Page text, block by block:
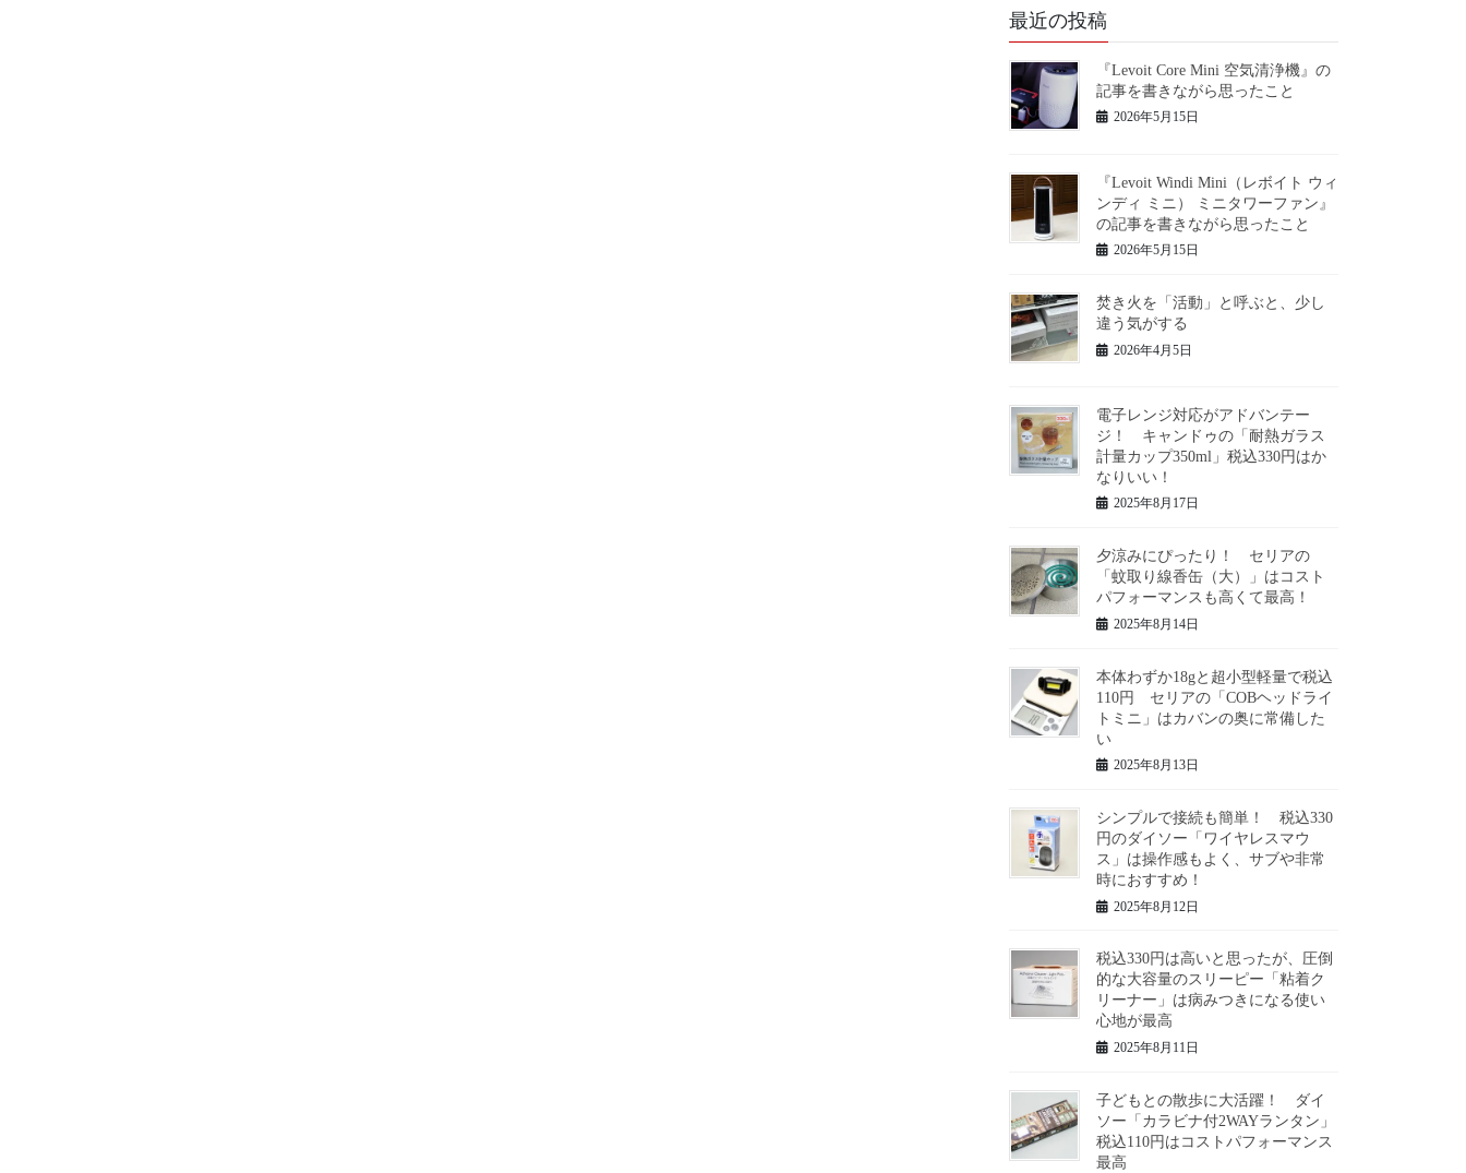
最近の投稿
『Levoit Core Mini 空気清浄機』の
記事を書きながら思ったこと
2026年5月15日
『Levoit Windi Mini（レボイト ウィ
ンディ ミニ） ミニタワーファン』
の記事を書きながら思ったこと
2026年5月15日
焚き火を「活動」と呼ぶと、少し
違う気がする
2026年4月5日
電子レンジ対応がアドバンテー
ジ！ キャンドゥの「耐熱ガラス
計量カップ350ml」税込330円はか
なりいい！
2025年8月17日
夕涼みにぴったり！ セリアの
「蚊取り線香缶（大）」はコスト
パフォーマンスも高くて最高！
2025年8月14日
本体わずか18gと超小型軽量で税込
110円 セリアの「COBヘッドライ
トミニ」はカバンの奥に常備した
い
2025年8月13日
シンプルで接続も簡単！ 税込330
円のダイソー「ワイヤレスマウ
ス」は操作感もよく、サブや非常
時におすすめ！
2025年8月12日
税込330円は高いと思ったが、圧倒
的な大容量のスリーピー「粘着ク
リーナー」は病みつきになる使い
心地が最高
2025年8月11日
子どもとの散歩に大活躍！ ダイ
ソー「カラビナ付2WAYランタン」
税込110円はコストパフォーマンス
最高